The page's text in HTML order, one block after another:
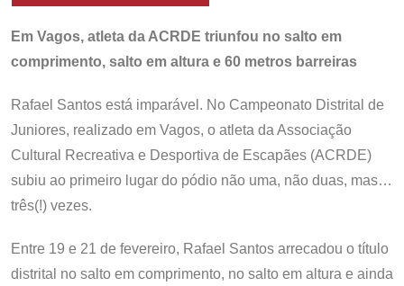
Em Vagos, atleta da ACRDE triunfou no salto em
comprimento, salto em altura e 60 metros barreiras
Rafael Santos está imparável. No Campeonato Distrital de
Juniores, realizado em Vagos, o atleta da Associação
Cultural Recreativa e Desportiva de Escapães (ACRDE)
subiu ao primeiro lugar do pódio não uma, não duas, mas…
três(!) vezes.
Entre 19 e 21 de fevereiro, Rafael Santos arrecadou o título
distrital no salto em comprimento, no salto em altura e ainda